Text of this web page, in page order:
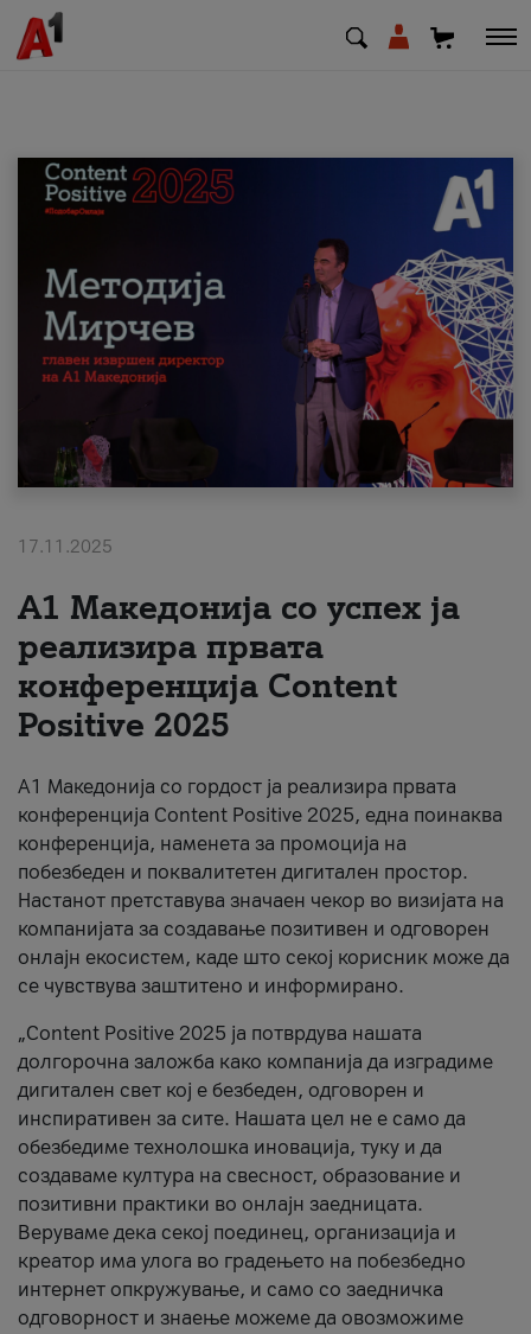
МК EN
Приватни Деловни
Поддршка
Надополни кредит
#ПодобарОнлајн
17.11.2025
А1 Македонија со успех ја
реализира првата
конференција Content
Positive 2025
А1 Македонија со гордост ја реализира првата
конференција Content Positive 2025, една поинаква
конференција, наменета за промоција на
побезбеден и поквалитетен дигитален простор.
Настанот претставува значаен чекор во визијата на
компанијата за создавање позитивен и одговорен
онлајн екосистем, каде што секој корисник може да
се чувствува заштитено и информирано.
„Content Positive 2025 ја потврдува нашата
долгорочна заложба како компанија да изградиме
дигитален свет кој е безбеден, одговорен и
инспиративен за сите. Нашата цел не е само да
обезбедиме технолошка иновација, туку и да
создаваме култура на свесност, образование и
позитивни практики во онлајн заедницата.
Веруваме дека секој поединец, организација и
креатор има улога во градењето на побезбедно
интернет опкружување, и само со заедничка
одговорност и знаење можеме да овозможиме